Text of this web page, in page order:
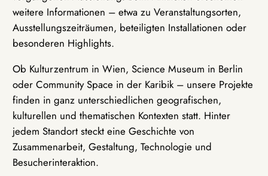
weitere Informationen – etwa zu Veranstaltungsorten,
Ausstellungszeiträumen, beteiligten Installationen oder
besonderen Highlights.
Ob Kulturzentrum in Wien, Science Museum in Berlin
oder Community Space in der Karibik – unsere Projekte
finden in ganz unterschiedlichen geografischen,
kulturellen und thematischen Kontexten statt. Hinter
jedem Standort steckt eine Geschichte von
Zusammenarbeit, Gestaltung, Technologie und
Besucherinteraktion.